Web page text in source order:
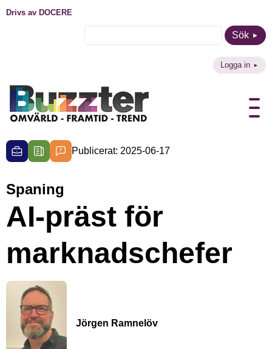
Drivs av DOCERE
Sök
Logga in
Publicerat: 2025-06-17
Spaning
AI-präst för
marknadschefer
Jörgen Ramnelöv